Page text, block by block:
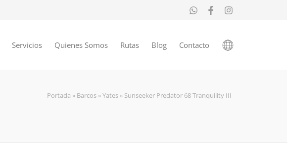
Servicios Quienes Somos Rutas Blog Contacto
Portada » Barcos »Yates » Sunseeker Predator 68 Tranquility III